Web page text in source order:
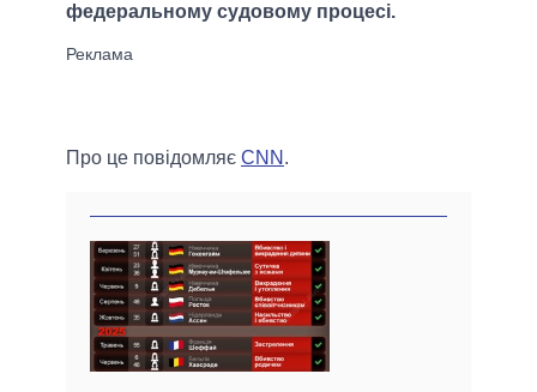
федеральному судовому процесі.
Про це повідомляє CNN .